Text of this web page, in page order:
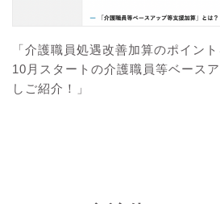
「介護職員処遇改善加算のポイン
10月スタートの介護職員等ベース
しご紹介！」